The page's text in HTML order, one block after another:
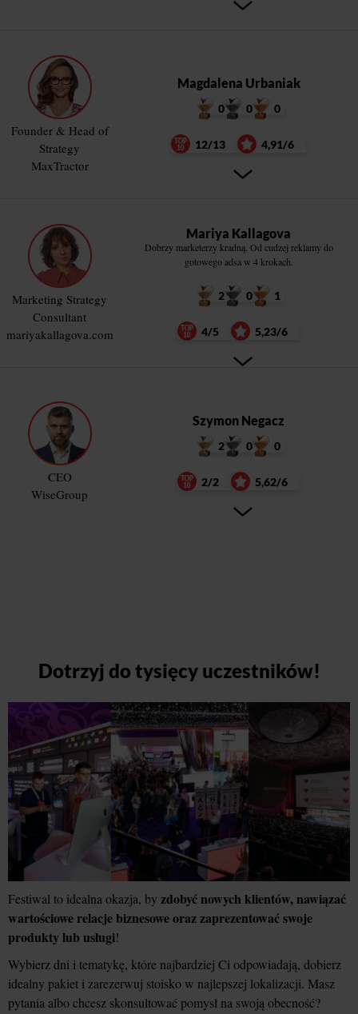
Founder & Head of
Strategy
MaxTractor
Magdalena Urbaniak
0 0 0
12/13 4,91/6
Marketing Strategy
Consultant
mariyakallagova.com
Mariya Kallagova
Dobrzy marketerzy kradną. Od cudzej reklamy do
gotowego adsa w 4 krokach.
2 0 1
4/5 5,23/6
CEO
WiseGroup
Szymon Negacz
2 0 0
2/2 5,62/6
Dotrzyj do tysięcy uczestników!
Festiwal to idealna okazja, by zdobyć nowych klientów, nawiązać
wartościowe relacje biznesowe oraz zaprezentować swoje
produkty lub usługi!
Wybierz dni i tematykę, które najbardziej Ci odpowiadają, dobierz
idealny pakiet i zarezerwuj stoisko w najlepszej lokalizacji. Masz
pytania albo chcesz skonsultować pomysł na swoją obecność?